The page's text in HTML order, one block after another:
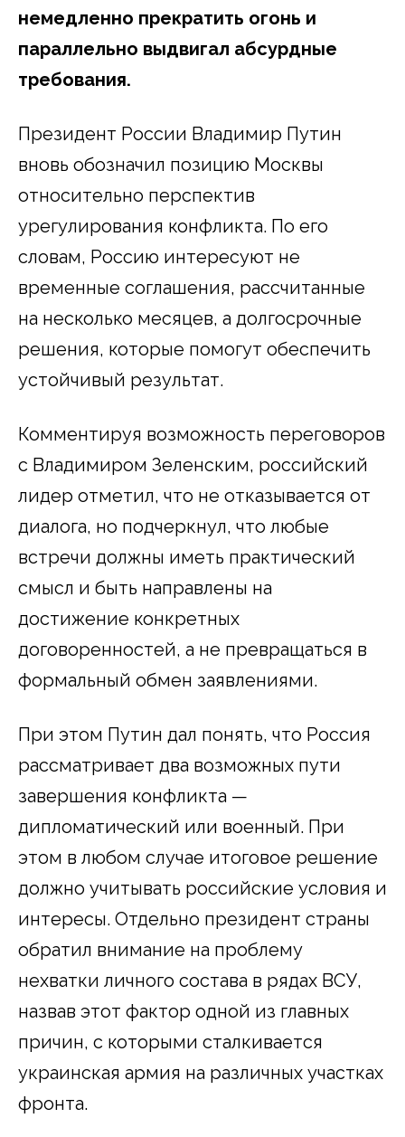
немедленно прекратить огонь и
параллельно выдвигал абсурдные
требования.
Президент России Владимир Путин
вновь обозначил позицию Москвы
относительно перспектив
урегулирования конфликта. По его
словам, Россию интересуют не
временные соглашения, рассчитанные
на несколько месяцев, а долгосрочные
решения, которые помогут обеспечить
устойчивый результат.
Комментируя возможность переговоров
с Владимиром Зеленским, российский
лидер отметил, что не отказывается от
диалога, но подчеркнул, что любые
встречи должны иметь практический
смысл и быть направлены на
достижение конкретных
договоренностей, а не превращаться в
формальный обмен заявлениями.
При этом Путин дал понять, что Россия
рассматривает два возможных пути
завершения конфликта —
дипломатический или военный. При
этом в любом случае итоговое решение
должно учитывать российские условия и
интересы. Отдельно президент страны
обратил внимание на проблему
нехватки личного состава в рядах ВСУ,
назвав этот фактор одной из главных
причин, с которыми сталкивается
украинская армия на различных участках
фронта.